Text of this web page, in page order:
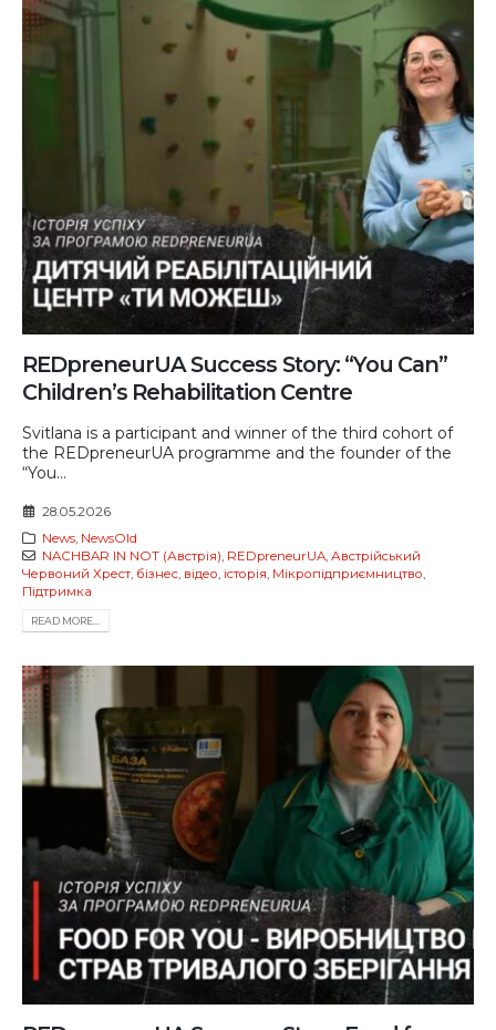
REDpreneurUA Success Story: “You Can”
Children’s Rehabilitation Centre
Svitlana is a participant and winner of the third cohort of
the REDpreneurUA programme and the founder of the
“You...
28.05.2026
News, NewsOld
NACHBAR IN NOT (Австрія), REDpreneurUA, Австрійський
Червоний Хрест, бізнес, відео, історія, Мікропідприємництво,
Підтримка
READ MORE...